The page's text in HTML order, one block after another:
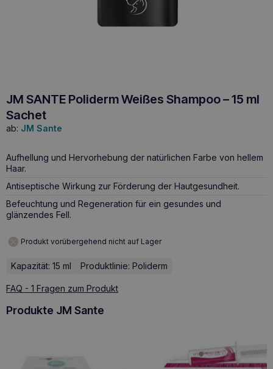
JM SANTE Poliderm Weißes Shampoo – 15 ml
Sachet
ab: JM Sante
Aufhellung und Hervorhebung der natürlichen Farbe von hellem
Haar.
Antiseptische Wirkung zur Förderung der Hautgesundheit.
Befeuchtung und Regeneration für ein gesundes und
glänzendes Fell.
Produkt vorübergehend nicht auf Lager
Kapazität: 15 ml Produktlinie: Poliderm
FAQ - 1 Fragen zum Produkt
Produkte JM Sante